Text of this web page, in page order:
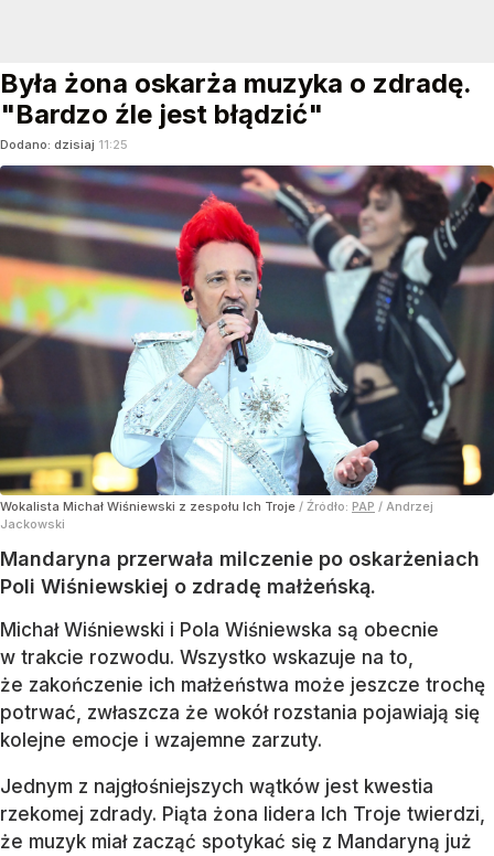
Była żona oskarża muzyka o zdradę.
"Bardzo źle jest błądzić"
Dodano: dzisiaj 11:25
Wokalista Michał Wiśniewski z zespołu Ich Troje / Źródło: PAP / Andrzej
Jackowski
Mandaryna przerwała milczenie po oskarżeniach
Poli Wiśniewskiej o zdradę małżeńską.
Michał Wiśniewski i Pola Wiśniewska są obecnie
w trakcie rozwodu. Wszystko wskazuje na to,
że zakończenie ich małżeństwa może jeszcze trochę
potrwać, zwłaszcza że wokół rozstania pojawiają się
kolejne emocje i wzajemne zarzuty.
Jednym z najgłośniejszych wątków jest kwestia
rzekomej zdrady. Piąta żona lidera Ich Troje twierdzi,
że muzyk miał zacząć spotykać się z Mandaryną już